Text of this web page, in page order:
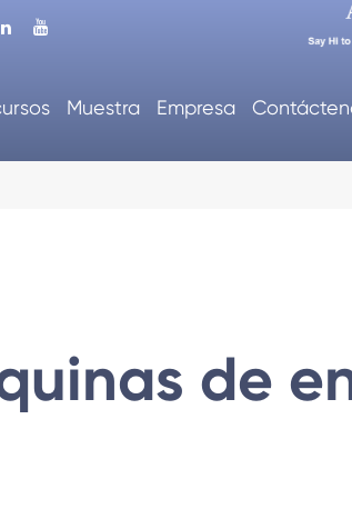
Muestra Empresa
de